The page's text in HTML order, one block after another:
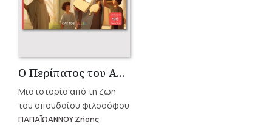
Ο Περίπατος του Αριστοτέλη
Μια ιστορία από τη ζωή
του σπουδαίου φιλοσόφου
ΠΑΠΑΪΩΑΝΝΟΥ Ζήσης